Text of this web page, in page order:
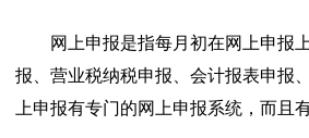
网上申报是指每月初在网上申报
报、营业税纳税申报、会计报表申报
上申报有专门的网上申报系统，而且